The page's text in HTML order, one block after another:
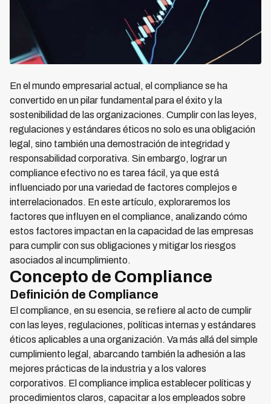
En el mundo empresarial actual, el compliance se ha
convertido en un pilar fundamental para el éxito y la
sostenibilidad de las organizaciones. Cumplir con las leyes,
regulaciones y estándares éticos no solo es una obligación
legal, sino también una demostración de integridad y
responsabilidad corporativa. Sin embargo, lograr un
compliance efectivo no es tarea fácil, ya que está
influenciado por una variedad de factores complejos e
interrelacionados. En este artículo, exploraremos los
factores que influyen en el compliance, analizando cómo
estos factores impactan en la capacidad de las empresas
para cumplir con sus obligaciones y mitigar los riesgos
asociados al incumplimiento.
Concepto de Compliance
Definición de Compliance
El compliance, en su esencia, se refiere al acto de cumplir
con las leyes, regulaciones, políticas internas y estándares
éticos aplicables a una organización. Va más allá del simple
cumplimiento legal, abarcando también la adhesión a las
mejores prácticas de la industria y a los valores
corporativos. El compliance implica establecer políticas y
procedimientos claros, capacitar a los empleados sobre